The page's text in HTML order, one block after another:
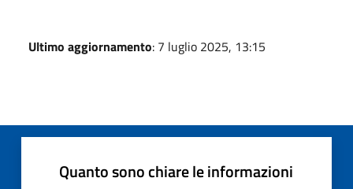
Ultimo aggiornamento: 7 luglio 2025, 13:15
Quanto sono chiare le informazioni